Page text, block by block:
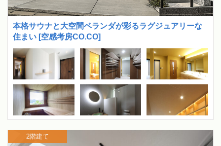
本格サウナと大空間ベランダが彩るラグジュアリーな
住まい [空感考房CO.CO]
2階建て